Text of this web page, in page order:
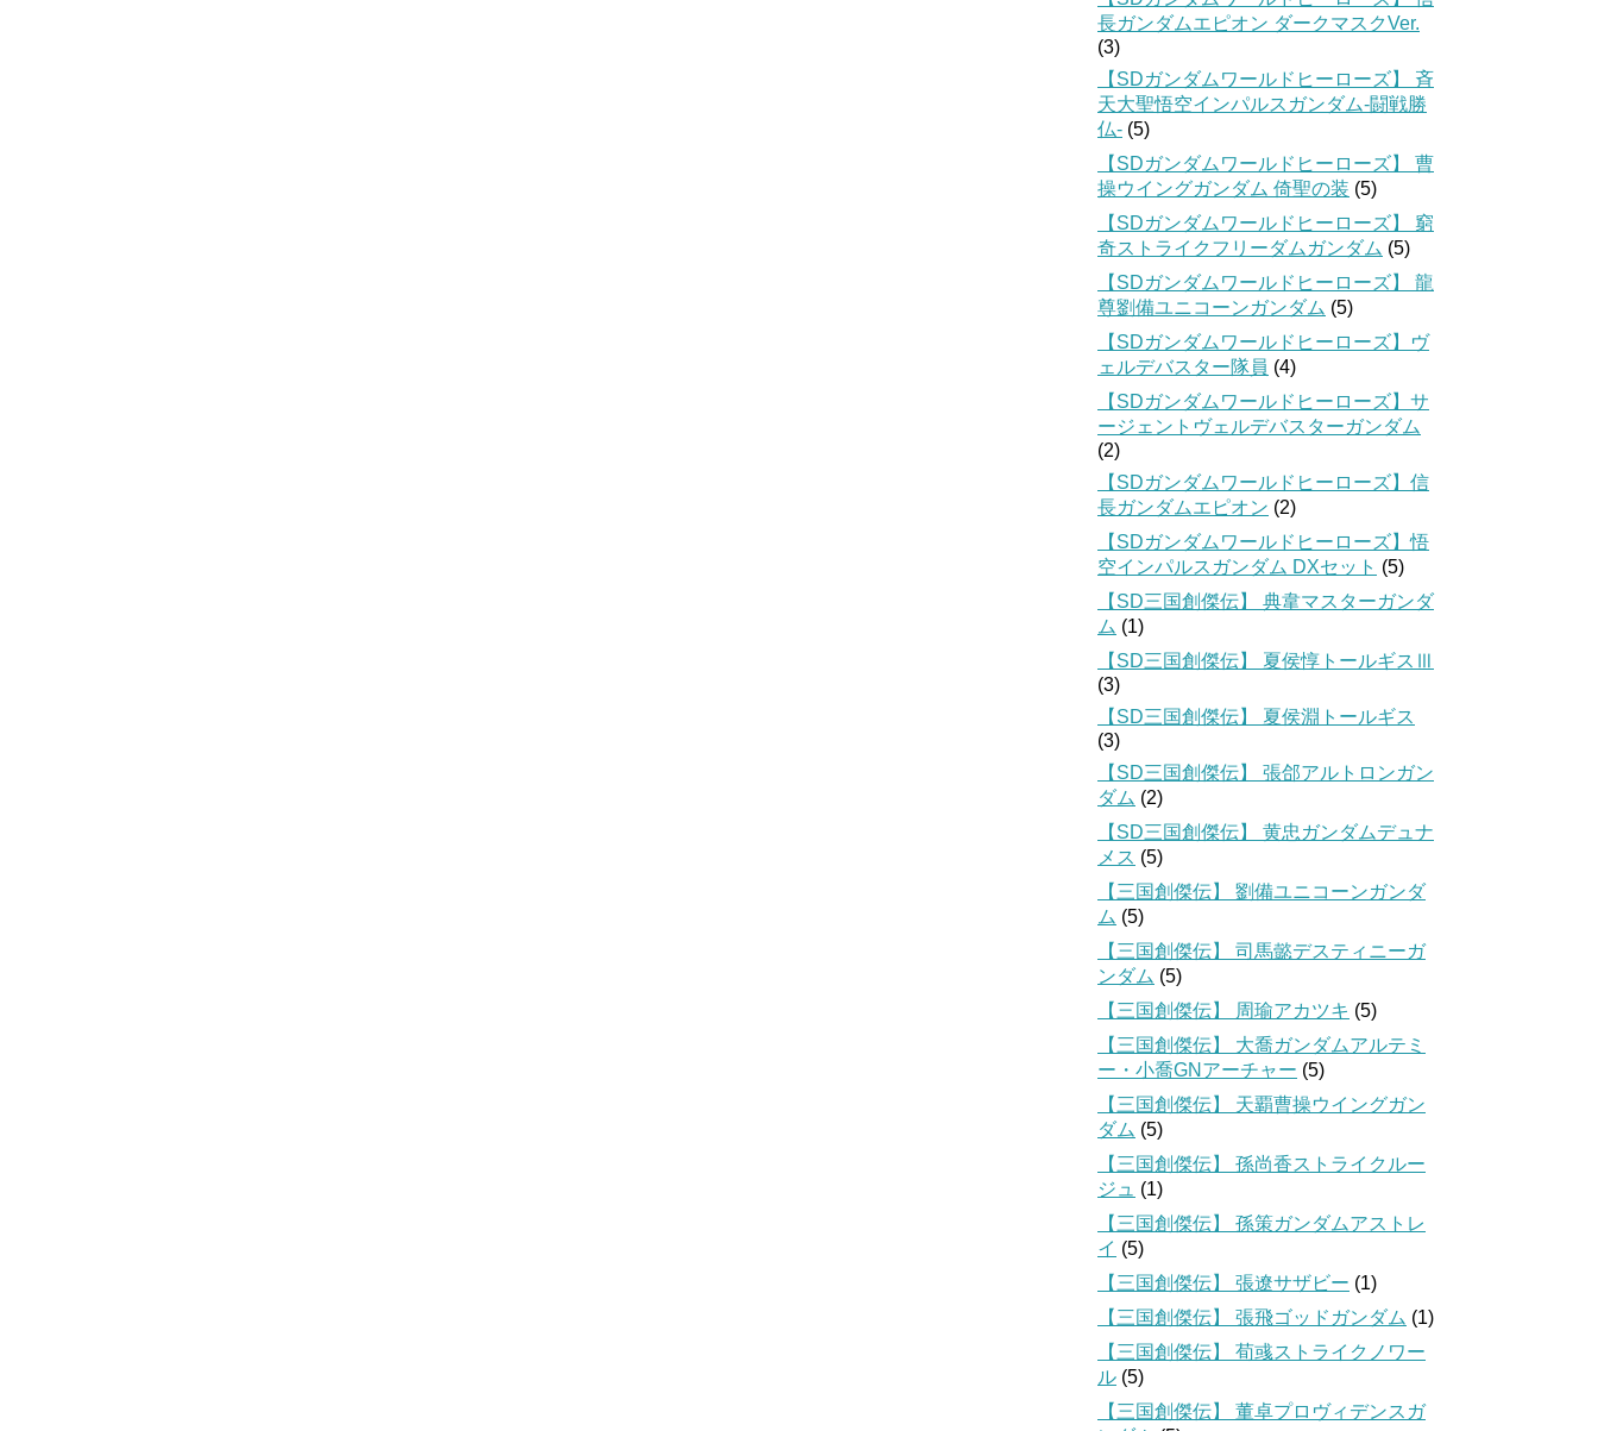
長ガンダムエピオン ダークマスクVer.
(3)
【SDガンダムワールドヒーローズ】 斉
天大聖悟空インパルスガンダム-闘戦勝
仏- (5)
【SDガンダムワールドヒーローズ】 曹
操ウイングガンダム 倚聖の装 (5)
【SDガンダムワールドヒーローズ】 窮
奇ストライクフリーダムガンダム (5)
【SDガンダムワールドヒーローズ】 龍
尊劉備ユニコーンガンダム (5)
【SDガンダムワールドヒーローズ】ヴ
ェルデバスター隊員 (4)
【SDガンダムワールドヒーローズ】サ
ージェントヴェルデバスターガンダム
(2)
【SDガンダムワールドヒーローズ】信
長ガンダムエピオン (2)
【SDガンダムワールドヒーローズ】悟
空インパルスガンダム DXセット (5)
【SD三国創傑伝】 典韋マスターガンダ
ム (1)
【SD三国創傑伝】 夏侯惇トールギスⅢ
(3)
【SD三国創傑伝】 夏侯淵トールギス
(3)
【SD三国創傑伝】 張郃アルトロンガン
ダム (2)
【SD三国創傑伝】 黄忠ガンダムデュナ
メス (5)
【三国創傑伝】 劉備ユニコーンガンダ
ム (5)
【三国創傑伝】 司馬懿デスティニーガ
ンダム (5)
【三国創傑伝】 周瑜アカツキ (5)
【三国創傑伝】 大喬ガンダムアルテミ
ー・小喬GNアーチャー (5)
【三国創傑伝】 天覇曹操ウイングガン
ダム (5)
【三国創傑伝】 孫尚香ストライクルー
ジュ (1)
【三国創傑伝】 孫策ガンダムアストレ
イ (5)
【三国創傑伝】 張遼サザビー (1)
【三国創傑伝】 張飛ゴッドガンダム (1)
【三国創傑伝】 荀彧ストライクノワー
ル (5)
【三国創傑伝】 董卓プロヴィデンスガ